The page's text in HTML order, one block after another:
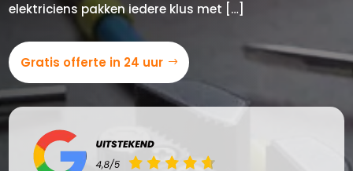
elektriciens pakken iedere klus met […]
Gratis offerte in 24 uur